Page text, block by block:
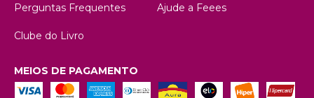
Perguntas Frequentes Ajude a Feees
Clube do Livro
MEIOS DE PAGAMENTO